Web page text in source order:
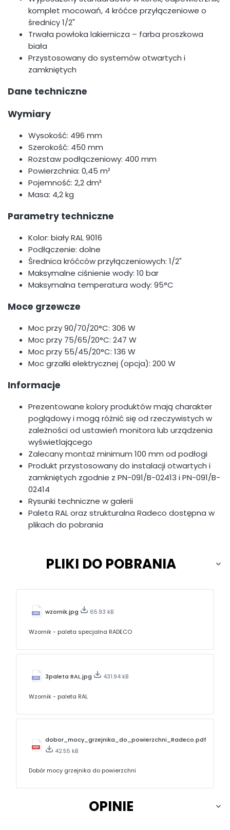
komplet mocowań, 4 króćce przyłączeniowe o
średnicy 1/2"
Trwała powłoka lakiernicza – farba proszkowa
biała
Przystosowany do systemów otwartych i
zamkniętych
Dane techniczne
Wymiary
Wysokość: 496 mm
Szerokość: 450 mm
Rozstaw podłączeniowy: 400 mm
Powierzchnia: 0,45 m²
Pojemność: 2,2 dm³
Masa: 4,2 kg
Parametry techniczne
Kolor: biały RAL 9016
Podłączenie: dolne
Średnica króćców przyłączeniowych: 1/2"
Maksymalne ciśnienie wody: 10 bar
Maksymalna temperatura wody: 95°C
Moce grzewcze
Moc przy 90/70/20°C: 306 W
Moc przy 75/65/20°C: 247 W
Moc przy 55/45/20°C: 136 W
Moc grzałki elektrycznej (opcja): 200 W
Informacje
Prezentowane kolory produktów mają charakter
poglądowy i mogą różnić się od rzeczywistych w
zależności od ustawień monitora lub urządzenia
wyświetlającego
Zalecany montaż minimum 100 mm od podłogi
Produkt przystosowany do instalacji otwartych i
zamkniętych zgodnie z PN-091/B-02413 i PN-091/B-
02414
Rysunki techniczne w galerii
Paleta RAL oraz strukturalna Radeco dostępna w
plikach do pobrania
PLIKI DO POBRANIA
wzornik.jpg 65.93 kB
Wzornik - paleta specjalna RADECO
3paleta RAL.jpg 431.94 kB
Wzornik - paleta RAL
dobor_mocy_grzejnika_do_powierzchni_Radeco.pdf
42.55 kB
Dobór mocy grzejnika do powierzchni
OPINIE